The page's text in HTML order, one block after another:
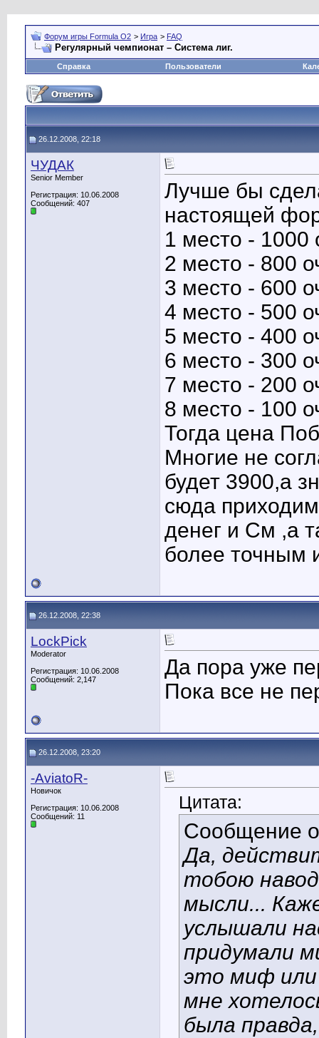
Форум игры Formula O2 > Игра > FAQ
Регулярный чемпионат – Система лиг.
Справка Пользователи
26.12.2008, 22:18
ЧУДАК
Senior Member
Регистрация: 10.06.2008
Сообщений: 407
Лучше бы
настоящей
1 место - 1000
2 место - 800
3 место - 600
4 место - 500
5 место - 400
6 место - 300
7 место - 200
8 место - 100
Тогда цена
Многие не
будет 3900,а
сюда
денег и См ,а
более точным
26.12.2008, 22:38
LockPick
Moderator
Регистрация: 10.06.2008
Сообщений: 2,147
Да пора уже
Пока все не
26.12.2008, 23:20
-AviatoR-
Новичок
Регистрация: 10.06.2008
Сообщений: 11
Цитата:
Сообщение
Да,
тобою
мысли...
услышали
придумали
это миф или
мне
была